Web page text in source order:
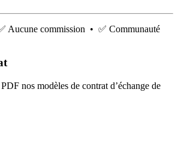
Aucune commission • ✅ Communauté
nos modèles de contrat d’échange de